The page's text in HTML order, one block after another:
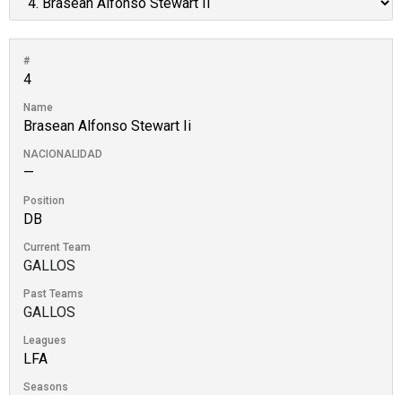
#
4
Name
Brasean Alfonso Stewart Ii
NACIONALIDAD
—
Position
DB
Current Team
GALLOS
Past Teams
GALLOS
Leagues
LFA
Seasons